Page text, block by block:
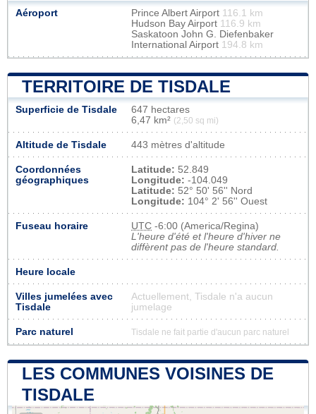
Aéroport Prince Albert Airport 116.1 km
Hudson Bay Airport 116.9 km
Saskatoon John G. Diefenbaker
International Airport 194.8 km
TERRITOIRE DE TISDALE
Superficie de Tisdale
647 hectares
6,47 km² (2,50 sq mi)
Altitude de Tisdale 443 mètres d'altitude
Coordonnées
géographiques
Latitude: 52.849
Longitude: -104.049
Latitude: 52° 50' 56'' Nord
Longitude: 104° 2' 56'' Ouest
Fuseau horaire UTC -6:00 (America/Regina)
L'heure d'été et l'heure d'hiver ne
diffèrent pas de l'heure standard.
Heure locale
Villes jumelées avec
Tisdale
Actuellement, Tisdale n'a aucun
jumelage
Parc naturel Tisdale ne fait partie d'aucun parc naturel
LES COMMUNES VOISINES DE
TISDALE